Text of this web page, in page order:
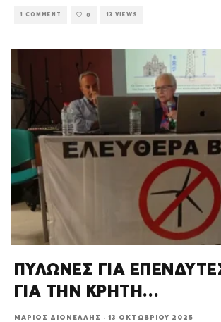
1 COMMENT 0 13 VIEWS
ΠΥΛΩΝΕΣ ΓΙΑ
ΓΙΑ ΤΗΝ ΚΡΗΤΗ…
ΜΆΡΙΟΣ ΔΙΟΝΈΛΛΗΣ · 13 ΟΚΤΩΒΡΊΟΥ 2025